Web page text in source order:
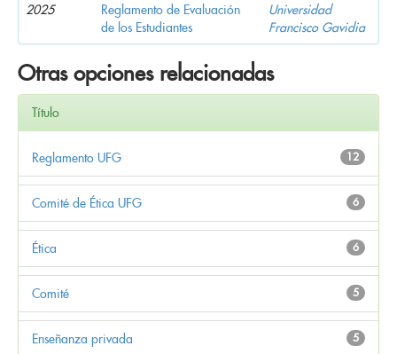
2025
Reglamento de Evaluación
de los Estudiantes
Universidad
Francisco Gavidia
Otras opciones relacionadas
Título
12
Reglamento UFG
6
Comité de Ética UFG
6
Ética
5
Comité
5
Enseñanza privada